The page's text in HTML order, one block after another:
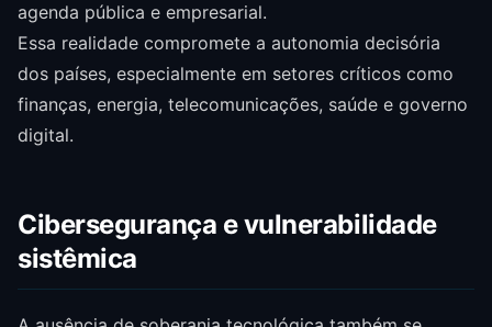
agenda pública e empresarial.
Essa realidade compromete a autonomia decisória
dos países, especialmente em setores críticos como
finanças, energia, telecomunicações, saúde e governo
digital.
Cibersegurança e vulnerabilidade
sistêmica